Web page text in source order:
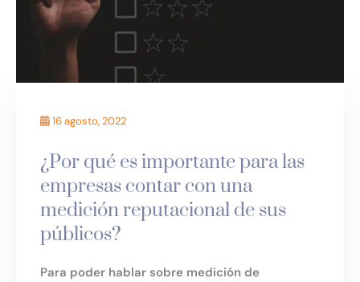
16 agosto, 2022
¿Por qué es importante para las
empresas contar con una
medición reputacional de sus
públicos?
Para poder hablar sobre medición de